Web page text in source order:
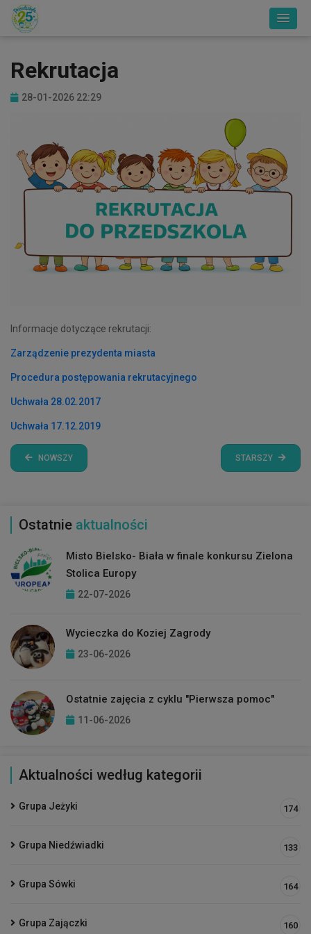
Rekrutacja
28-01-2026 22:29
Informacje dotyczące rekrutacji:
Zarządzenie prezydenta miasta
Procedura postępowania rekrutacyjnego
Uchwała 28.02.2017
Uchwała 17.12.2019
NOWSZY STARSZY
Ostatnie aktualności
Misto Bielsko- Biała w finale konkursu Zielona
Stolica Europy
22-07-2026
Wycieczka do Koziej Zagrody
23-06-2026
Ostatnie zajęcia z cyklu "Pierwsza pomoc"
11-06-2026
Aktualności według kategorii
Grupa Jeżyki 174
Grupa Niedźwiadki 133
Grupa Sówki 164
Grupa Zajączki 160